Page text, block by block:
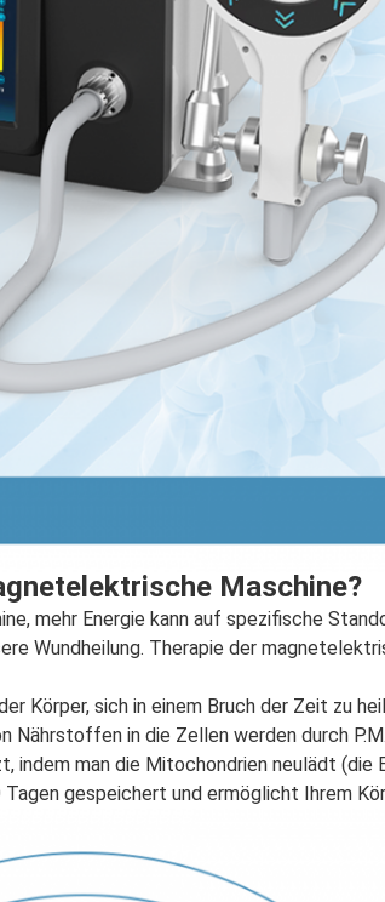
Maschine?
mehr Energie kann auf spezifische
Wundheilung. Therapie der
Körper, sich in einem Bruch der Zeit zu
Nährstoffen in die Zellen werden durch
indem man die Mitochondrien neulädt
gespeichert und ermöglicht Ihrem